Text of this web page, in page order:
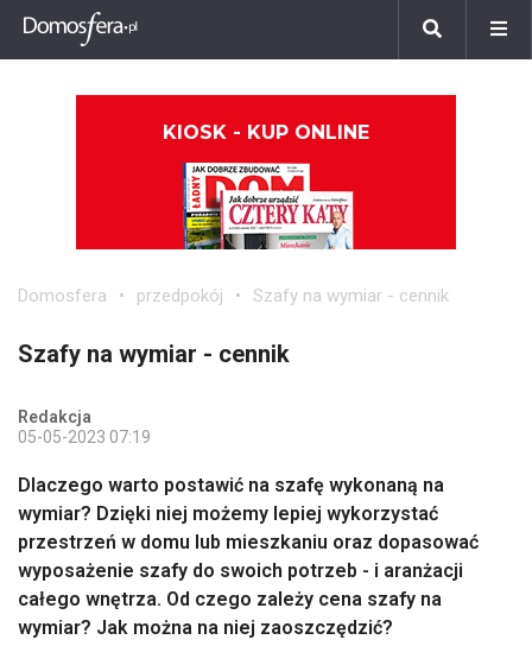
KIOSK - KUP ONLINE
Domosfera przedpokój Szafy na wymiar - cennik
Szafy na wymiar - cennik
Redakcja
05-05-2023 07:19
Dlaczego warto postawić na szafę wykonaną na
wymiar? Dzięki niej możemy lepiej wykorzystać
przestrzeń w domu lub mieszkaniu oraz dopasować
wyposażenie szafy do swoich potrzeb - i aranżacji
całego wnętrza. Od czego zależy cena szafy na
wymiar? Jak można na niej zaoszczędzić?